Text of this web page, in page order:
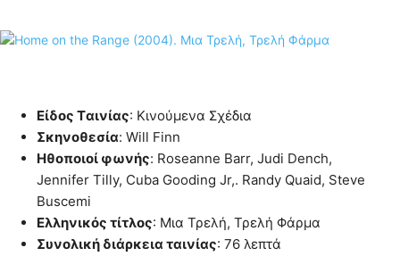
Είδος Tαινίας: Κινούμενα Σχέδια
Σκηνοθεσία: Will Finn
Ηθοποιοί φωνής: Roseanne Barr, Judi Dench,
Jennifer Tilly, Cuba Gooding Jr,. Randy Quaid, Steve
Buscemi
Ελληνικός τίτλος: Μια Τρελή, Τρελή Φάρμα
Συνολική διάρκεια ταινίας: 76 λεπτά